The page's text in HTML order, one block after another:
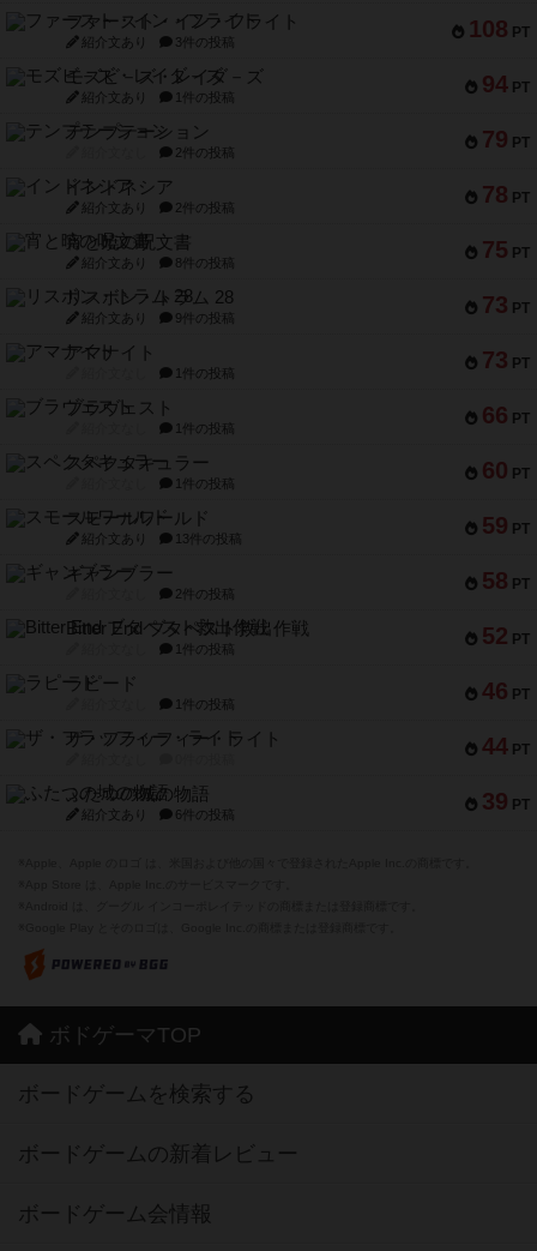
108 PT
ファースト・イン・フライト
紹介文あり 3件の投稿
94 PT
モズビ－ズ・レイダ－ズ
紹介文あり 1件の投稿
79 PT
テンプテーション
2件の投稿
78 PT
インドネシア
紹介文あり 2件の投稿
75 PT
宵と暁の呪文書
紹介文あり 8件の投稿
73 PT
リスボン・トラム 28
紹介文あり 9件の投稿
73 PT
アマナイト
1件の投稿
66 PT
ブラヴェスト
1件の投稿
60 PT
スペクタキュラー
1件の投稿
59 PT
スモールワールド
紹介文あり 13件の投稿
58 PT
ギャンブラー
2件の投稿
52 PT
Bitter End ブタペスト救出作戦
1件の投稿
46 PT
ラピード
1件の投稿
44 PT
ザ・フラッフィー・ライト
39 PT
ふたつの城の物語
紹介文あり 6件の投稿
ボドゲーマTOP
ボードゲームを検索する
ボードゲームの新着レビュー
ボードゲーム会情報